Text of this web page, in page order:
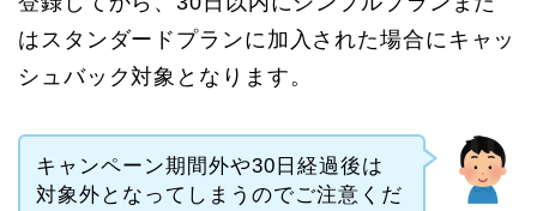
はスタンダードプランに加入された場合にキャッ
シュバック対象となります。
キャンペーン期間外や30日経過後は
対象外となってしまうのでご注意くだ